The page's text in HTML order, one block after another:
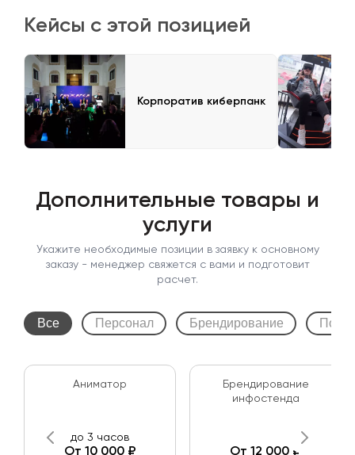
Кейсы с этой позицией
Корпоратив киберпанк
Дополнительные товары и
услуги
Укажите необходимые позиции в заявку к основному
заказу - менеджер свяжется с вами и подготовит
расчет.
Все Персонал Брендирование
Аниматор
до 3 часов
От 10 000 ₽
Брендирование
инфостенда
От 12 000 ₽